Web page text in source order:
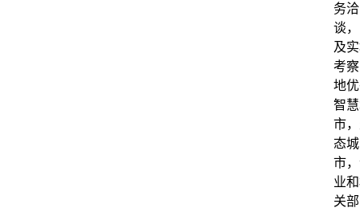
务洽
谈
及
考
地
智
市
态城
市
业
关部